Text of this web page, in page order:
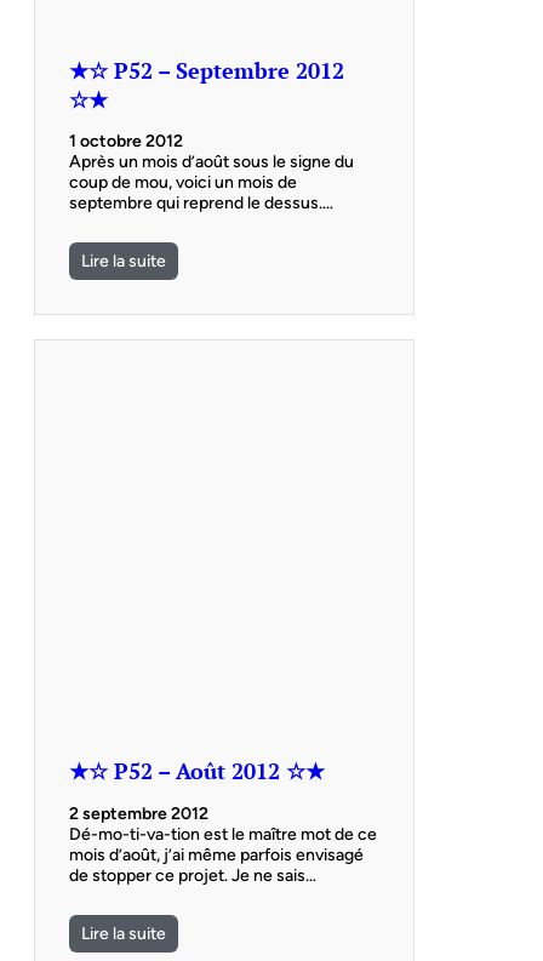
★☆ P52 – Septembre 2012
☆★
1 octobre 2012
Après un mois d’août sous le signe du
coup de mou, voici un mois de
septembre qui reprend le dessus.…
Lire la suite
★☆ P52 – Août 2012 ☆★
2 septembre 2012
Dé-mo-ti-va-tion est le maître mot de ce
mois d’août, j’ai même parfois envisagé
de stopper ce projet. Je ne sais…
Lire la suite